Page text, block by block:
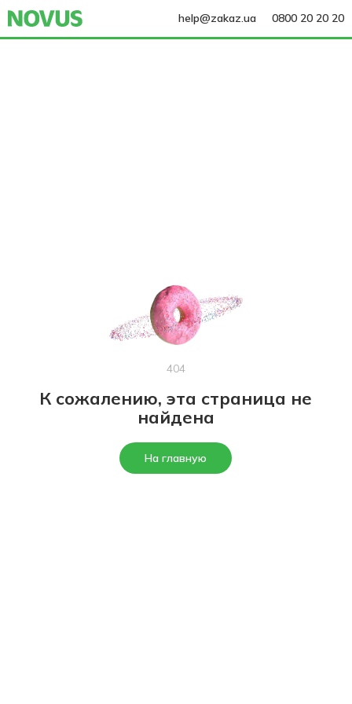
help@zakaz.ua 0800 20 20 20
404
К сожалению, эта страница не
найдена
На главную